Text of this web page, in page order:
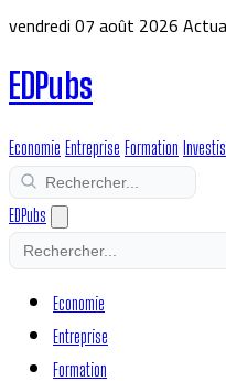
vendredi 07 août 2026
EDPubs
Economie Entreprise Formation
EDPubs
Economie
Entreprise
Formation